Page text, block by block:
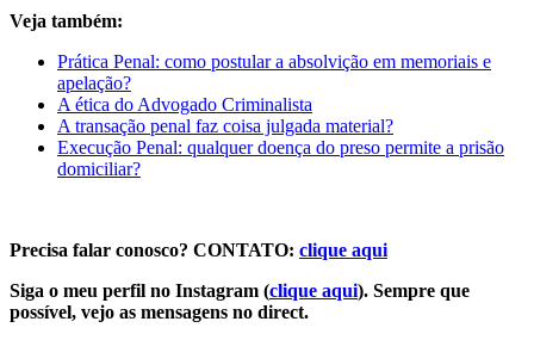
Veja também:
Prática Penal: como postular a absolvição em memoriais e
apelação?
A ética do Advogado Criminalista
A transação penal faz coisa julgada material?
Execução Penal: qualquer doença do preso permite a prisão
domiciliar?
Precisa falar conosco? CONTATO: clique aqui
Siga o meu perfil no Instagram (clique aqui). Sempre que
possível, vejo as mensagens no direct.